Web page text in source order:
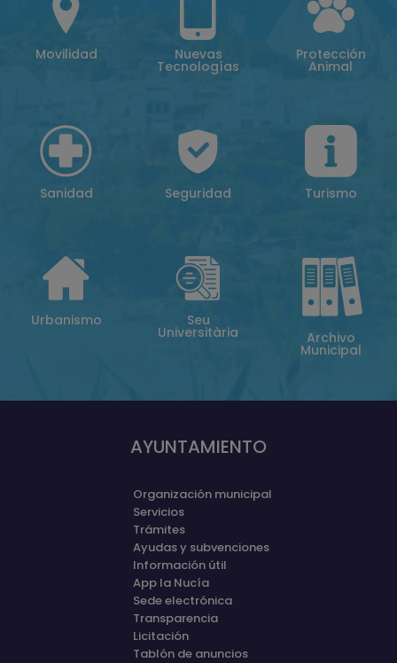
Movilidad Nuevas
Tecnologías
Protección
Animal
Sanidad Seguridad Turismo
Urbanismo Seu
Universitària Archivo
Municipal
AYUNTAMIENTO
Organización municipal
Servicios
Trámites
Ayudas y subvenciones
Información útil
App la Nucía
Sede electrónica
Transparencia
Licitación
Tablón de anuncios